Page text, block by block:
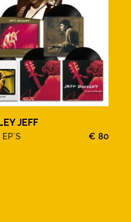
JEFF
€ 80